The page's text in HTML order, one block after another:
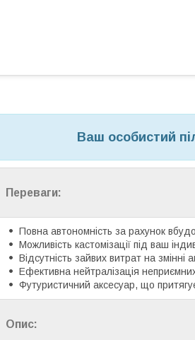
Ваш особистий
Переваги:
Повна автономність за рахунок
Можливість кастомізації під ваш
Відсутність зайвих витрат на змінні
Ефективна нейтралізація
Футуристичний аксесуар, що
Опис: